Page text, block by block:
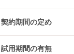
契約期間の定め
試用期間の有無